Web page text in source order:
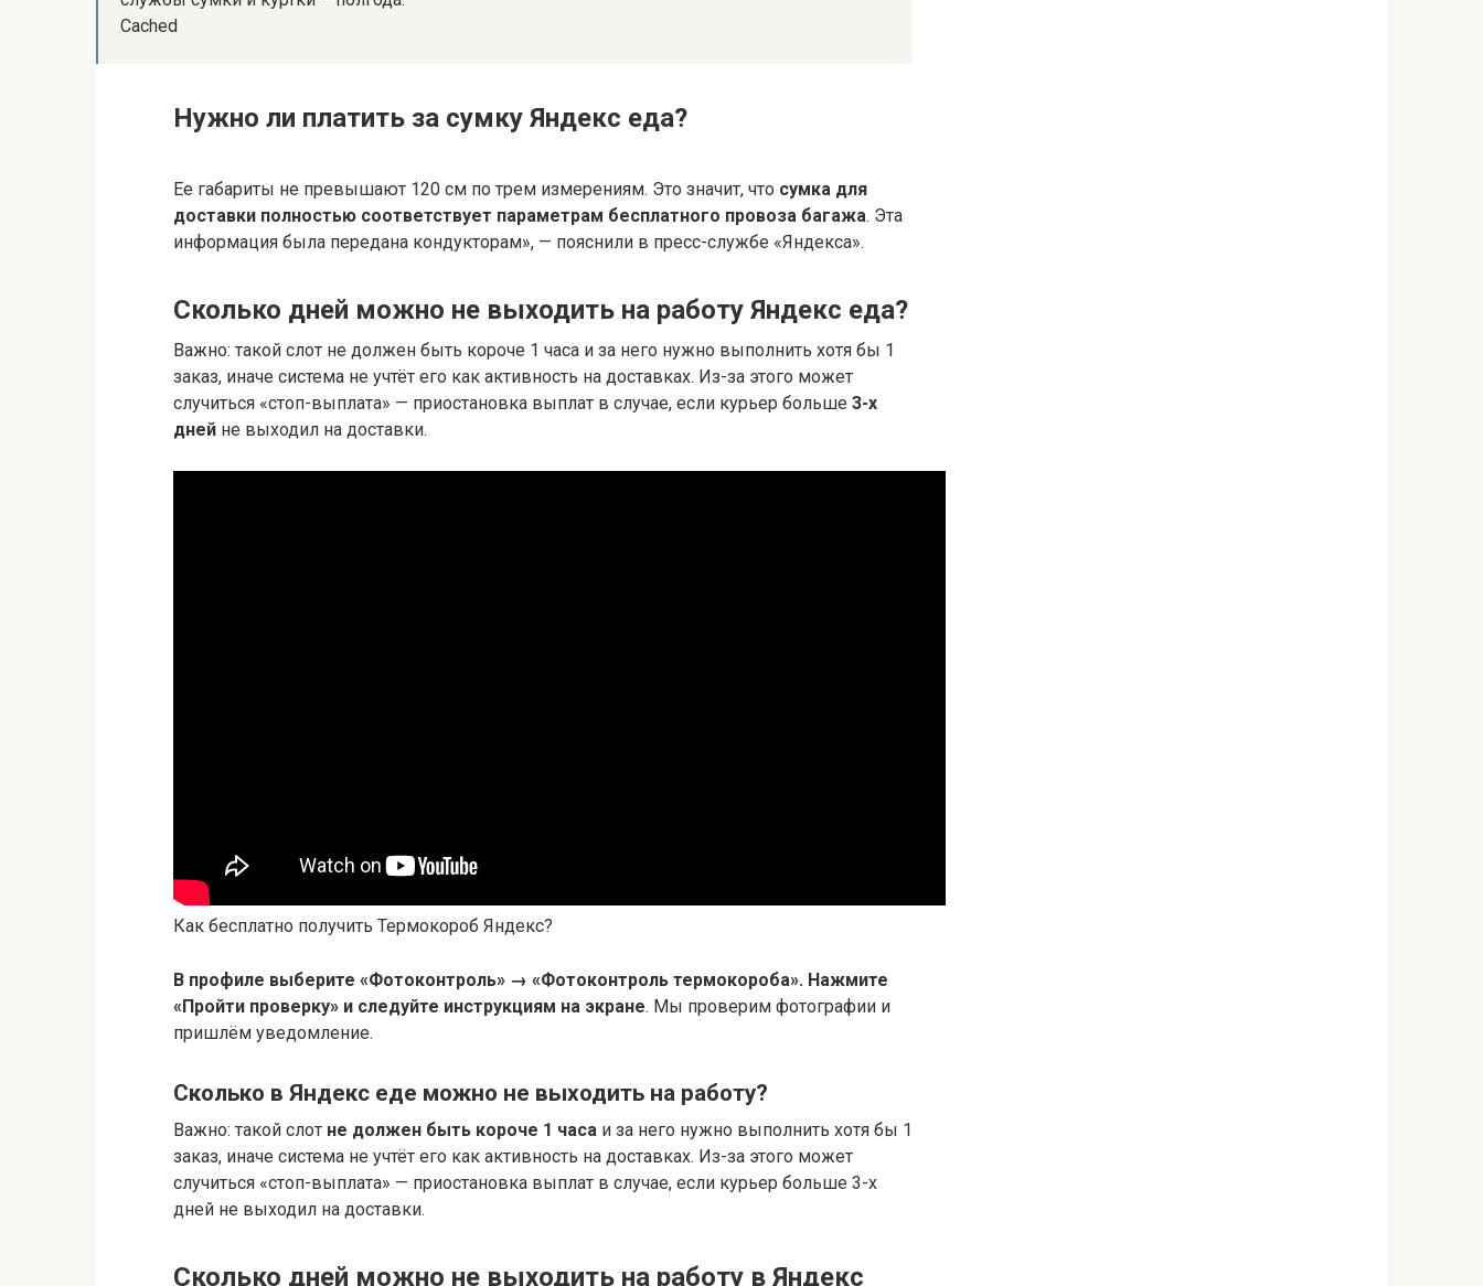
Cached
Нужно ли платить за сумку Яндекс еда?
Ее габариты не превышают 120 см по трем измерениям. Это значит, что сумка для
доставки полностью соответствует параметрам бесплатного провоза багажа. Эта
информация была передана кондукторам», — пояснили в пресс-службе «Яндекса».
Сколько дней можно не выходить на работу Яндекс еда?
Важно: такой слот не должен быть короче 1 часа и за него нужно выполнить хотя бы 1
заказ, иначе система не учтёт его как активность на доставках. Из-за этого может
случиться «стоп-выплата» — приостановка выплат в случае, если курьер больше 3-х
дней не выходил на доставки.
Как бесплатно получить Термокороб Яндекс?
В профиле выберите «Фотоконтроль» → «Фотоконтроль термокороба». Нажмите
«Пройти проверку» и следуйте инструкциям на экране. Мы проверим фотографии и
пришлём уведомление.
Сколько в Яндекс еде можно не выходить на работу?
Важно: такой слот не должен быть короче 1 часа и за него нужно выполнить хотя бы 1
заказ, иначе система не учтёт его как активность на доставках. Из-за этого может
случиться «стоп-выплата» — приостановка выплат в случае, если курьер больше 3-х
дней не выходил на доставки.
Сколько дней можно не выходить на работу в Яндекс